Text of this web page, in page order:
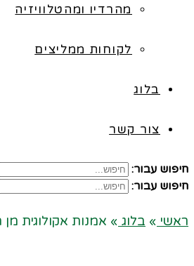
מהרדיו ומהטלוויזיה
לקוחות ממליצים
בלוג
צור קשר
חיפוש עבור:
חיפוש עבור:
ראשי » בלוג » אמנות אקולוגית